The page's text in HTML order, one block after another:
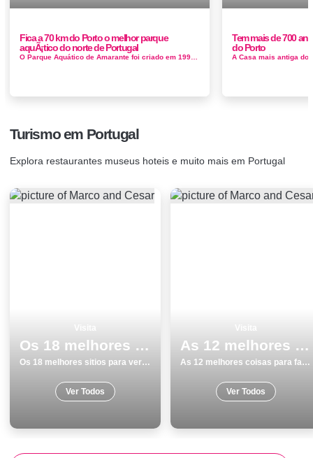
Fica a 70 km do Porto o melhor parque
aquÃ¡tico do norte de Portugal
O Parque Aquático de Amarante foi criado em 1994, estando integrado num complexo turístico com mais de 44.000 m2, Tamega Clube, que al&e...
Tem mais de 700
do Porto
Turismo em Portugal
Explora restaurantes museus hoteis e muito mais em Portugal
Os 18 melhores sitios para ver e visitar em Beja
Os 18 melhores sitios para ver e visitar em Beja
Ver Todos
As 12 melhores coisas para fazer no inverno em Praias
As 12 melhores coisas para fazer no inverno em Praias
Ver Todos